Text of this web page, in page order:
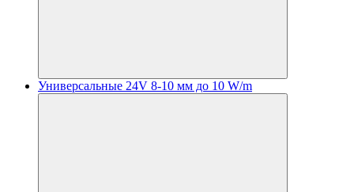
Универсальные 24V 8-10 мм до 10 W/m